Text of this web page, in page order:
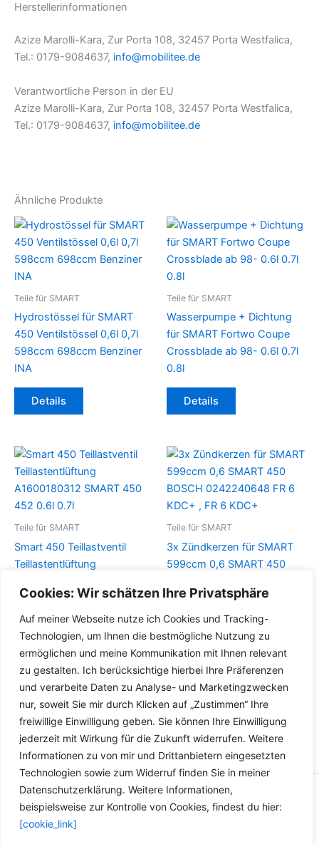
Cookies: Wir schätzen Ihre Privatsphäre
Auf meiner Webseite nutze ich Cookies und Tracking-
Technologien, um Ihnen die bestmögliche Nutzung zu
ermöglichen und meine Kommunikation mit Ihnen relevant
zu gestalten. Ich berücksichtige hierbei Ihre Präferenzen
und verarbeite Daten zu Analyse- und Marketingzwecken
nur, soweit Sie mir durch Klicken auf „Zustimmen“ Ihre
freiwillige Einwilligung geben. Sie können Ihre Einwilligung
jederzeit mit Wirkung für die Zukunft widerrufen. Weitere
Informationen zu von mir und Drittanbietern eingesetzten
Technologien sowie zum Widerruf finden Sie in meiner
Datenschutzerklärung. Weitere Informationen,
beispielsweise zur Kontrolle von Cookies, findest du hier:
[cookie_link]
Herstellerinformationen
Azize Marolli-Kara, Zur Porta 108, 32457 Porta Westfalica,
Tel.: 0179-9084637, info@mobilitee.de
Verantwortliche Person in der EU
Azize Marolli-Kara, Zur Porta 108, 32457 Porta Westfalica,
Tel.: 0179-9084637, info@mobilitee.de
Ähnliche Produkte
Teile für SMART
Hydrostössel für SMART
450 Ventilstössel 0,6l 0,7l
598ccm 698ccm Benziner
INA
Details
Teile für SMART
Wasserpumpe + Dichtung
für SMART Fortwo Coupe
Crossblade ab 98- 0.6l 0.7l
0.8l
Details
Teile für SMART
Smart 450 Teillastventil
Teillastentlüftung
452 0.6l 0.7l
Details
Teile für SMART
3x Zündkerzen für SMART
599ccm 0,6 SMART 450
KDC+ , FR 6 KDC+
Details
Copyright © 2026 Versandhandel für Fahrzeugteile, Ersatzteile
für: SMART BMW VW - Zubehör für Werkstätten.